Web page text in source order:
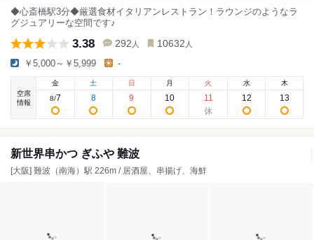
◆心斎橋駅3分◆厳選食材イタリアンレストラン！ラウンジのようなラ
グジュアリーな空間です♪
3.38 292 人 10632 人
￥5,000～￥5,999 -
空席
情報
金
8/7
土
8
日
9
月
10
火
11
水
12
木
13
新世界串かつ ぎふや 難波
[大阪] 難波（南海）駅 226m / 居酒屋、串揚げ、海鮮